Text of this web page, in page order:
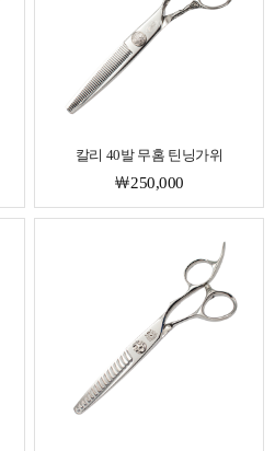
칼리 40발 무홈 틴닝가위
￦250,000